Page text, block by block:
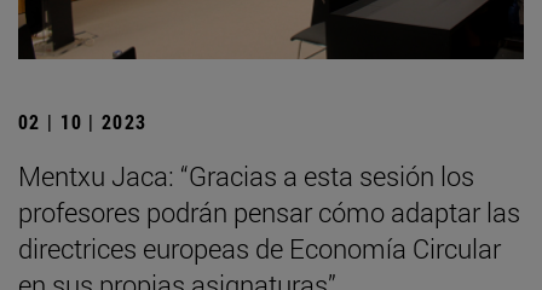
02 | 10 | 2023
Mentxu Jaca: “Gracias a esta sesión los
profesores podrán pensar cómo adaptar las
directrices europeas de Economía Circular